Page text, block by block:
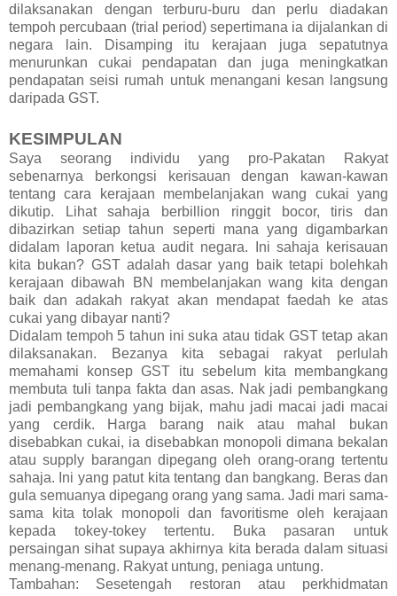
dilaksanakan dengan terburu-buru dan perlu diadakan
tempoh percubaan (trial period) sepertimana ia dijalankan di
negara lain. Disamping itu kerajaan juga sepatutnya
menurunkan cukai pendapatan dan juga meningkatkan
pendapatan seisi rumah untuk menangani kesan langsung
daripada GST.
KESIMPULAN
Saya seorang individu yang pro-Pakatan Rakyat
sebenarnya berkongsi kerisauan dengan kawan-kawan
tentang cara kerajaan membelanjakan wang cukai yang
dikutip. Lihat sahaja berbillion ringgit bocor, tiris dan
dibazirkan setiap tahun seperti mana yang digambarkan
didalam laporan ketua audit negara. Ini sahaja kerisauan
kita bukan? GST adalah dasar yang baik tetapi bolehkah
kerajaan dibawah BN membelanjakan wang kita dengan
baik dan adakah rakyat akan mendapat faedah ke atas
cukai yang dibayar nanti?
Didalam tempoh 5 tahun ini suka atau tidak GST tetap akan
dilaksanakan. Bezanya kita sebagai rakyat perlulah
memahami konsep GST itu sebelum kita membangkang
membuta tuli tanpa fakta dan asas. Nak jadi pembangkang
jadi pembangkang yang bijak, mahu jadi macai jadi macai
yang cerdik. Harga barang naik atau mahal bukan
disebabkan cukai, ia disebabkan monopoli dimana bekalan
atau supply barangan dipegang oleh orang-orang tertentu
sahaja. Ini yang patut kita tentang dan bangkang. Beras dan
gula semuanya dipegang orang yang sama. Jadi mari sama-
sama kita tolak monopoli dan favoritisme oleh kerajaan
kepada tokey-tokey tertentu. Buka pasaran untuk
persaingan sihat supaya akhirnya kita berada dalam situasi
menang-menang. Rakyat untung, peniaga untung.
Tambahan: Sesetengah restoran atau perkhidmatan